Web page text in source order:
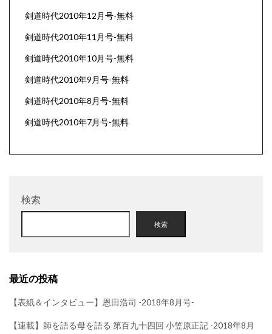
剣道時代2010年12月号-無料
剣道時代2010年11月号-無料
剣道時代2010年10月号-無料
剣道時代2010年9月号-無料
剣道時代2010年8月号-無料
剣道時代2010年7月号-無料
検索
検索
最近の投稿
【表紙＆インタビュー】恩田浩司 -2018年8月号-
【連載】師を語る母を語る 第百九十四回 小笠原正記 -2018年8月